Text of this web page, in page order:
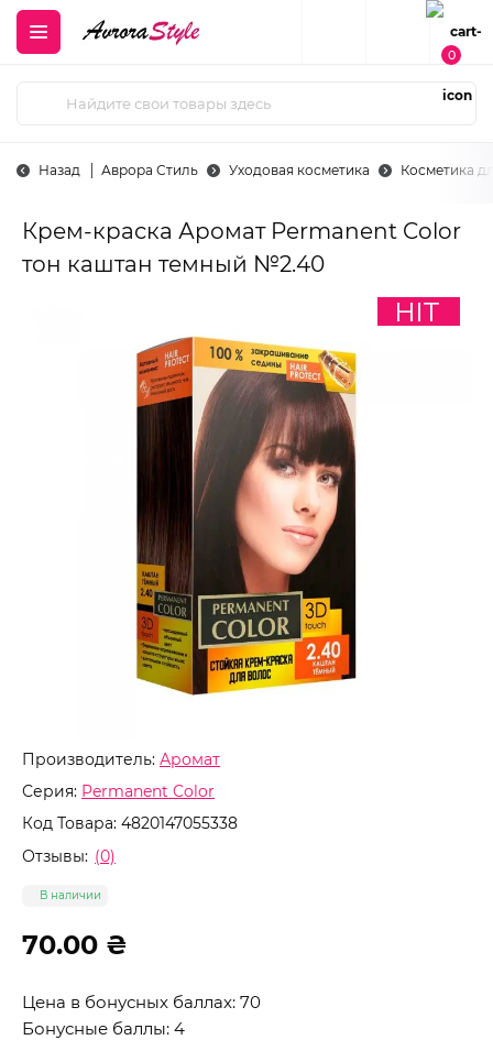
0
Назад Аврора Стиль Уходовая косметика Косметика
Крем-краска Аромат Permanent Color
тон каштан темный №2.40
Производитель: Аромат
Серия: Permanent Color
Код Товара: 4820147055338
Отзывы: (0)
В наличии
70.00 ₴
Цена в бонусных баллах: 70
Бонусные баллы: 4